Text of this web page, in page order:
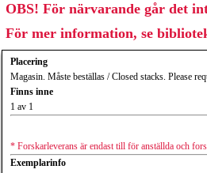
OBS! För närvarande går det
För mer information, se
Placering
Magasin. Måste beställas / Closed stacks. Please
Finns inne
1 av 1
* Forskarleverans är endast till för anställda och
Exemplarinfo